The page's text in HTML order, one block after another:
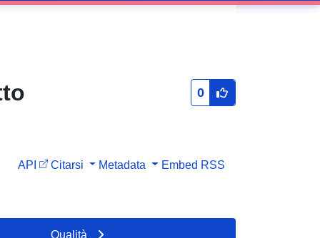
0
API Citarsi Metadata Embed RSS
Qualità